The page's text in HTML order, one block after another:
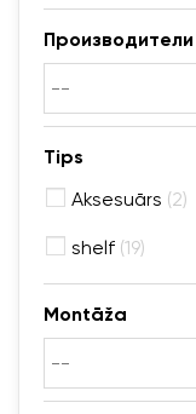
Производители
Tips
Aksesuārs 2
shelf 19
Montāža